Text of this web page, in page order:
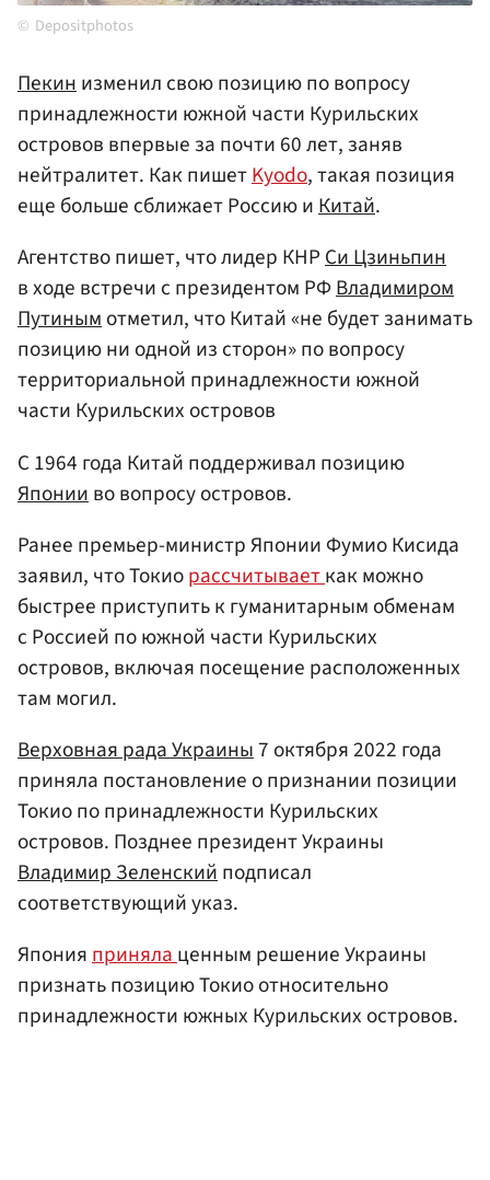
Depositphotos
Пекинизменил свою позицию по вопросу
принадлежности южной части Курильских
островов впервые за почти 60 лет, заняв
нейтралитет. Как пишетKyodo, такая позиция
еще больше сближает Россию иКитай.
Агентство пишет, что лидер КНРСи Цзиньпин
в ходе встречи с президентом РФВладимиром
Путинымотметил, что Китай «не будет занимать
позицию ни одной из сторон» по вопросу
территориальной принадлежности южной
части Курильских островов
C 1964 года Китай поддерживал позицию
Японии во вопросу островов.
Ранее премьер-министр Японии Фумио Кисида
заявил, что Токиорассчитываеткак можно
быстрее приступить к гуманитарным обменам
с Россией по южной части Курильских
островов, включая посещение расположенных
там могил.
Верховная радаУкраины7 октября 2022 года
приняла постановление о признании позиции
Токио по принадлежности Курильских
островов. Позднее президент Украины
Владимир Зеленскийподписал
соответствующий указ.
Японияпринялаценным решение Украины
признать позицию Токио относительно
принадлежности южных Курильских островов.